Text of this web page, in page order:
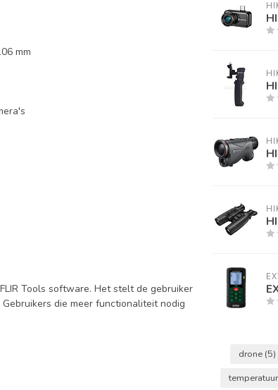
mm
Tools software. Het stelt de gebruiker
die meer functionaliteit nodig
drone (5)